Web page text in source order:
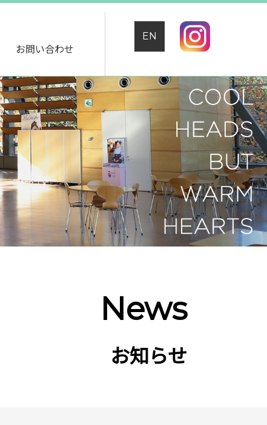
お問い合わせ
EN
News
お知らせ